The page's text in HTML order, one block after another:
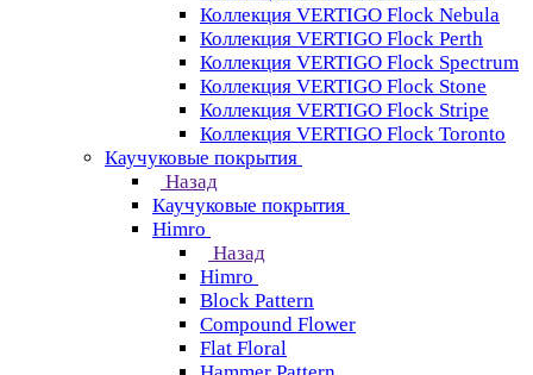
Коллекция VERTIGO Flock Nebula
Коллекция VERTIGO Flock Perth
Коллекция VERTIGO Flock Spectrum
Коллекция VERTIGO Flock Stone
Коллекция VERTIGO Flock Stripe
Коллекция VERTIGO Flock Toronto
Каучуковые покрытия
Назад
Каучуковые покрытия
Himro
Назад
Himro
Block Pattern
Compound Flower
Flat Floral